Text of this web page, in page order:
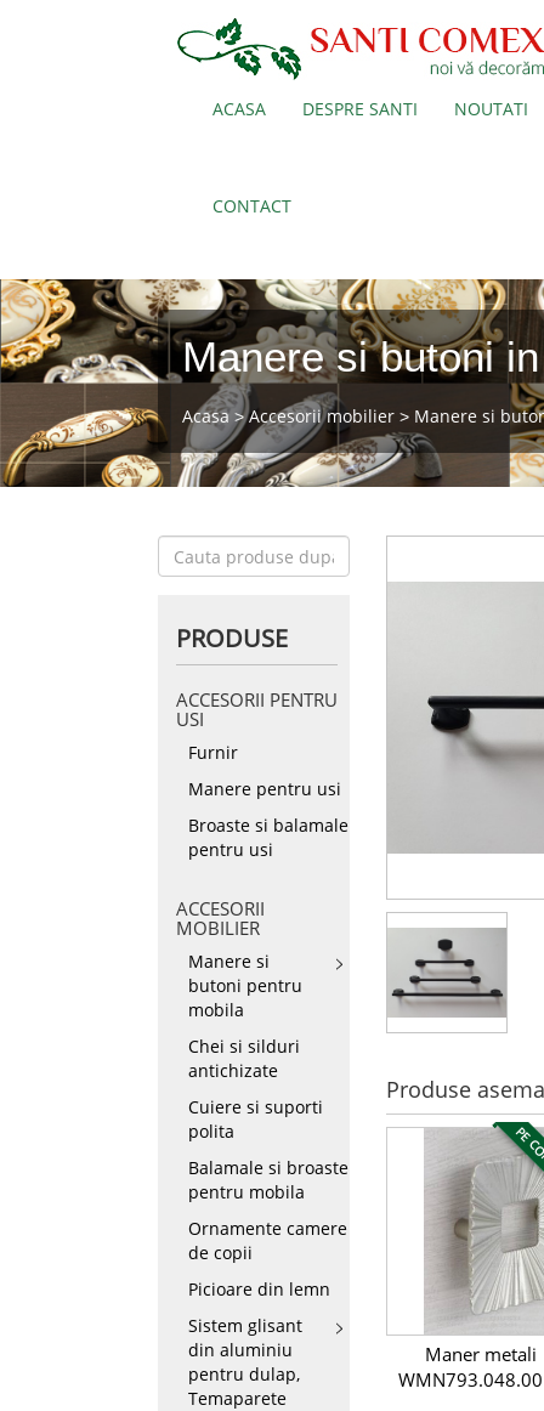
ACASA DESPRE SANTI NOUTATI
CONTACT
Manere si butoni
Acasa >Accesorii mobilier > Manere si
PRODUSE
ACCESORII PENTRU
USI
Furnir
Manere pentru usi
Broaste si balamale
pentru usi
ACCESORII
MOBILIER
Manere si
butoni pentru
mobila
Chei si silduri
antichizate
Cuiere si suporti
polita
Balamale si broaste
pentru mobila
Ornamente camere
de copii
Picioare din lemn
Sistem glisant
din aluminiu
pentru dulap,
Temaparete
Produse
PE
Maner metali